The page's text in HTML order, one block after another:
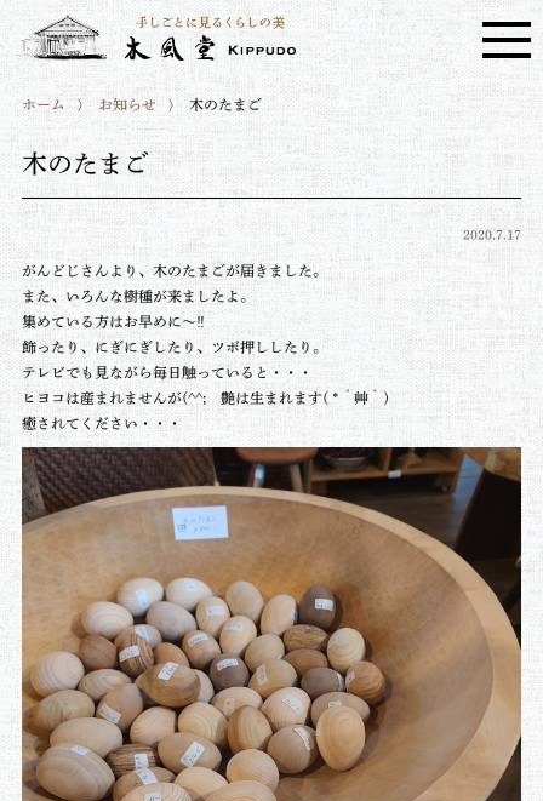
ホーム お知らせ 木のたまご
木のたまご
2020.7.17
がんどじさんより、木のたまごが届きました。
また、いろんな樹種が来ましたよ。
集めている方はお早めに～‼
飾ったり、にぎにぎしたり、ツボ押ししたり。
テレビでも見ながら毎日触っていると・・・
ヒヨコは産まれませんが(^^; 艶は生まれます( *´艸｀)
癒されてください・・・